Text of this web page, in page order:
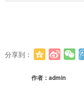
分享到：
作者： admin